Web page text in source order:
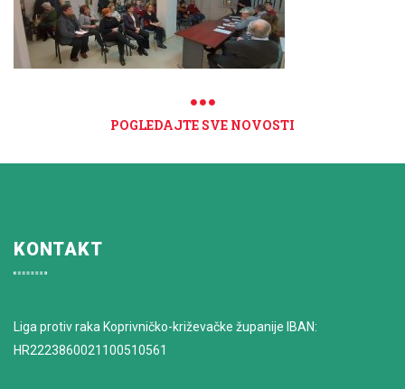
POGLEDAJTE SVE NOVOSTI
KONTAKT
Liga protiv raka Koprivničko-križevačke županije IBAN:
HR2223860021100510561